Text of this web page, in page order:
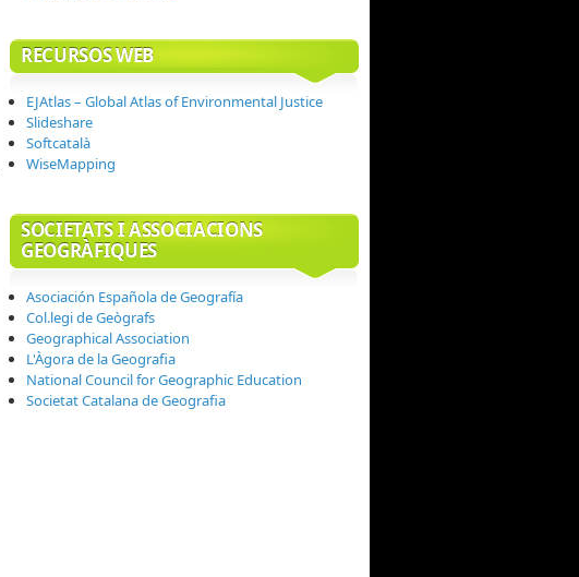
RECURSOS WEB
EJAtlas – Global Atlas of Environmental Justice
Slideshare
Softcatalà
WiseMapping
SOCIETATS I ASSOCIACIONS
GEOGRÀFIQUES
Asociación Española de Geografía
Col.legi de Geògrafs
Geographical Association
L'Àgora de la Geografia
National Council for Geographic Education
Societat Catalana de Geografia